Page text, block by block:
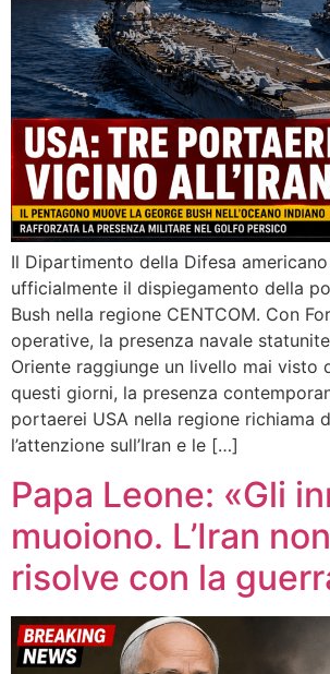
Il Dipartimento della Difesa
ufficialmente il dispiegamento della
Bush nella regione CENTCOM. Con
operative, la presenza navale
Oriente raggiunge un livello mai visto
questi giorni, la presenza
portaerei USA nella regione richiama
l’attenzione sull’Iran e le […]
Papa Leone: «Gli
muoiono. L’Iran
risolve con la